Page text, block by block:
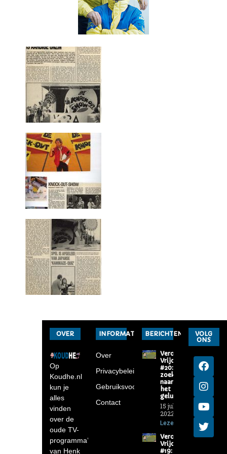
OVER
Op
Koudhe.nl
kun je
alles
vinden
over de
oude TV-
programma’s
van Henk
INFORMATIE
Over
Privacybeleid
Gebruiksvoorwaarden
Contact
BERICHTEN
Verona-
Vrijdag
#20: Op
zoek
naar
het
geluk
15 juli
2022
Lezen »
Verona-
Vrijdag
#19: De
VOLG
ONS